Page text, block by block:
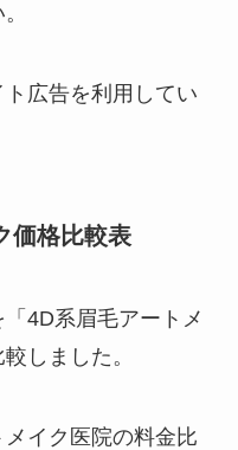
広告を利用してい
価格比較表
4D系眉毛アートメ
しました。
イク医院の料金比